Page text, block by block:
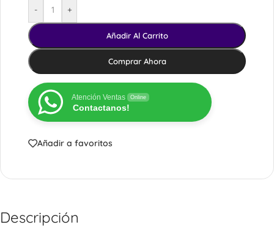
- +
Añadir Al Carrito
Comprar Ahora
Atención Ventas Online
Contactanos!
Añadir a favoritos
Descripción